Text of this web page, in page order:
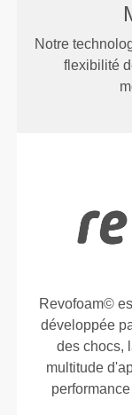
Notre
flexibilité
Revofoam©
développée
des chocs,
multitude